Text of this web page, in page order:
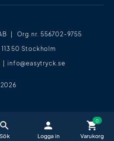
oss / FAQ close
AB | Org.nr. 556702-9755
50 Stockholm
| info@easytryck.se
search person shopping_cart